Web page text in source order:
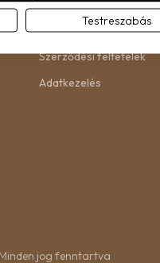
Születésvirág: Mit jelent
születésvirágod?
Szerződési feltételek
Adatkezelés
jog fenntartva
Testreszabás